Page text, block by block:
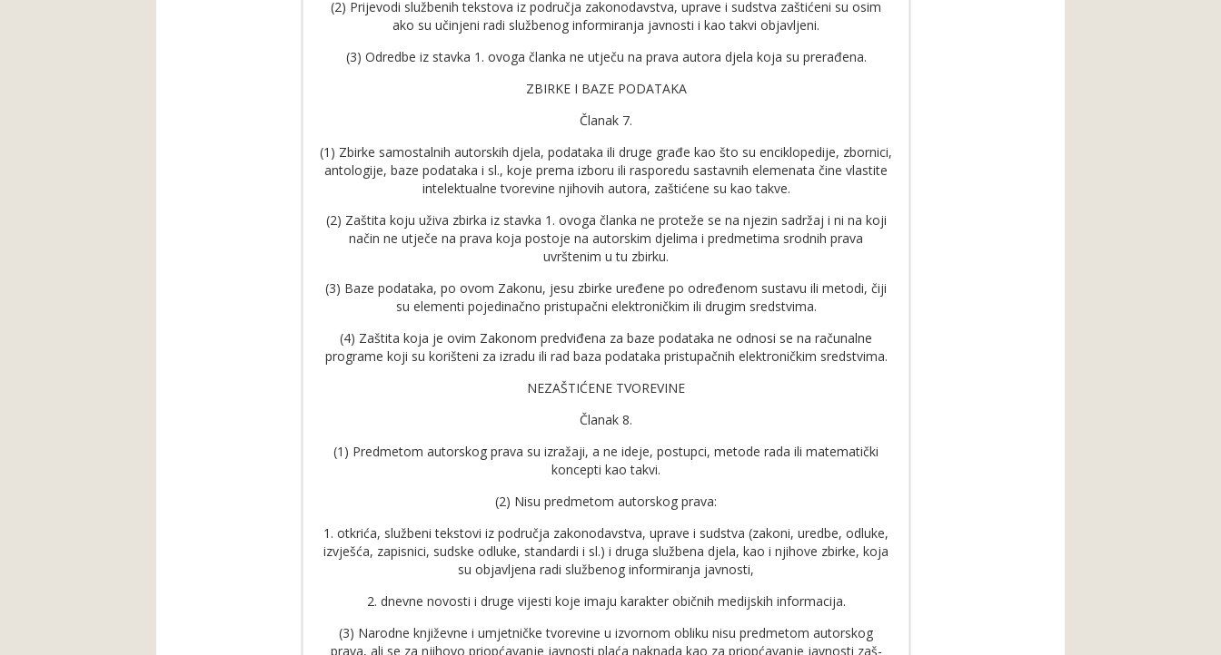
(2) Prijevodi službenih tekstova iz područja zakonodavstva, uprave i sudstva zaštićeni su osim
ako su učinjeni radi službenog informiranja javnosti i kao takvi objavljeni.
(3) Odredbe iz stavka 1. ovoga članka ne utječu na prava autora djela koja su prerađena.
ZBIRKE I BAZE PODATAKA
Članak 7.
(1) Zbirke samostalnih autorskih djela, podataka ili druge građe kao što su enciklopedije, zbornici,
antologije, baze podataka i sl., koje prema izboru ili rasporedu sastavnih elemenata čine vlastite
intelektualne tvorevine njihovih autora, zaštićene su kao takve.
(2) Zaštita koju uživa zbirka iz stavka 1. ovoga članka ne proteže se na njezin sadržaj i ni na koji
način ne utječe na prava koja postoje na autorskim djelima i predmetima srodnih prava
uvrštenim u tu zbirku.
(3) Baze podataka, po ovom Zakonu, jesu zbirke uređene po određenom sustavu ili metodi, čiji
su elementi pojedinačno pristupačni elektroničkim ili drugim sredstvima.
(4) Zaštita koja je ovim Zakonom predviđena za baze podataka ne odnosi se na računalne
programe koji su korišteni za izradu ili rad baza podataka pristupačnih elektroničkim sredstvima.
NEZAŠTIĆENE TVOREVINE
Članak 8.
(1) Predmetom autorskog prava su izražaji, a ne ideje, postupci, metode rada ili matematički
koncepti kao takvi.
(2) Nisu predmetom autorskog prava:
1. otkrića, službeni tekstovi iz područja zakonodavstva, uprave i sudstva (zakoni, uredbe, odluke,
izvješća, zapisnici, sudske odluke, standardi i sl.) i druga službena djela, kao i njihove zbir­ke, koja
su objavljena radi službenog informiranja javnosti,
2. dnevne novosti i druge vijesti koje imaju karakter običnih medijskih informacija.
(3) Narodne književne i umjetničke tvorevine u izvornom obliku nisu predmetom autorskog
prava, ali se za njihovo priop­ćavanje javnosti plaća naknada kao za priopćavanje javnosti zaš­